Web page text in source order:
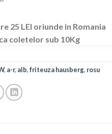
25 LEI oriunde in Romania
coletelor sub 10Kg
, a-r, alb,friteuza hausberg, rosu